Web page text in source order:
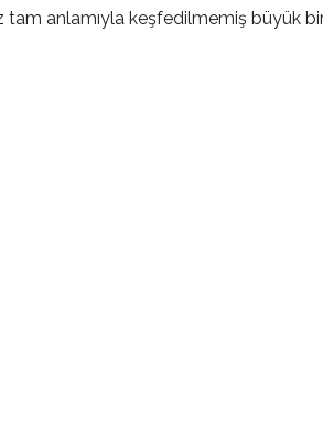
tam anlamıyla keşfedilmemiş büyük